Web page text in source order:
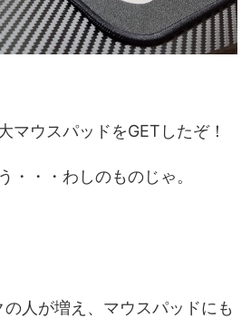
マウスパッドをGETしたぞ！
・・・わしのものじゃ。
人が増え、マウスパッドにも